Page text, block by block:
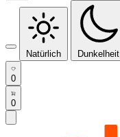
Natürlich Dunkelheit
0
0